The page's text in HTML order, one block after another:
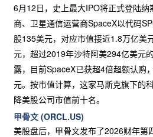
6月12日，史上最大IPO将正式登陆
商、卫星通信运营商SpaceX以代码
股135美元，对应市值接近1.8万亿美
元，超过2019年沙特阿美294亿美元
露，目前SpaceX已获超4倍超额认购
元。按市值计算，这家马斯克旗下的
降美股公司市值前十名。
甲骨文 (ORCL.US)
美股盘后，甲骨文发布了2026财年第